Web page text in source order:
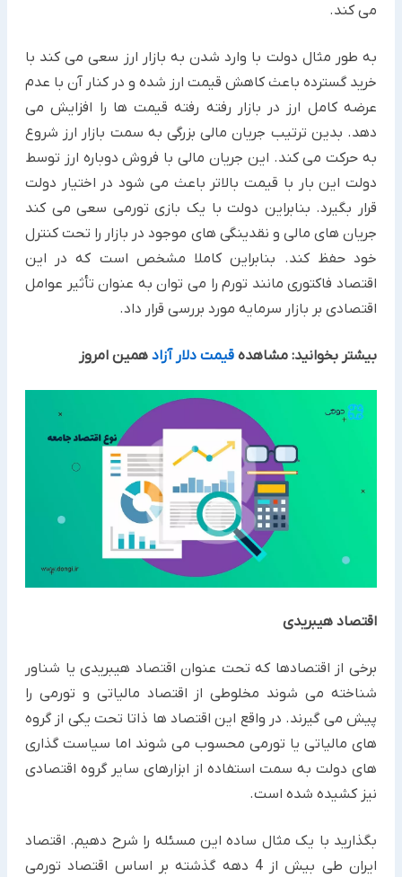
می کند.
به طور مثال دولت با وارد شدن به بازار ارز سعی می کند با
خرید گسترده باعث کاهش قیمت ارز شده و در کنار آن با عدم
عرضه کامل ارز در بازار رفته رفته قیمت ها را افزایش می
دهد. بدین ترتیب جریان مالی بزرگی به سمت بازار ارز شروع
به حرکت می کند. این جریان مالی با فروش دوباره ارز توسط
دولت این بار با قیمت بالاتر باعث می شود در اختیار دولت
قرار بگیرد. بنابراین دولت با یک بازی تورمی سعی می کند
جریان های مالی و نقدینگی های موجود در بازار را تحت کنترل
خود حفظ کند. بنابراین کاملا مشخص است که در این
اقتصاد فاکتوری مانند تورم را می توان به عنوان تأثیر عوامل
اقتصادی بر بازار سرمایه مورد بررسی قرار داد.
بیشتر بخوانید: مشاهده قیمت دلار آزاد همین امروز
اقتصاد هیبریدی
برخی از اقتصادها که تحت عنوان اقتصاد هیبریدی یا شناور
شناخته می شوند مخلوطی از اقتصاد مالیاتی و تورمی را
پیش می گیرند. در واقع این اقتصاد ها ذاتا تحت یکی از گروه
های مالیاتی یا تورمی محسوب می شوند اما سیاست گذاری
های دولت به سمت استفاده از ابزارهای سایر گروه اقتصادی
نیز کشیده شده است.
بگذارید با یک مثال ساده این مسئله را شرح دهیم. اقتصاد
ایران طی بیش از 4 دهه گذشته بر اساس اقتصاد تورمی